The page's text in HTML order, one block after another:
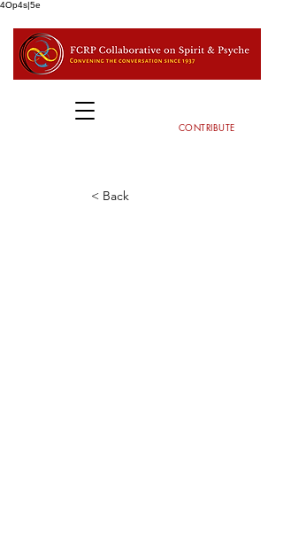
4Op4s|5e
CONTRIBUTE
< Back